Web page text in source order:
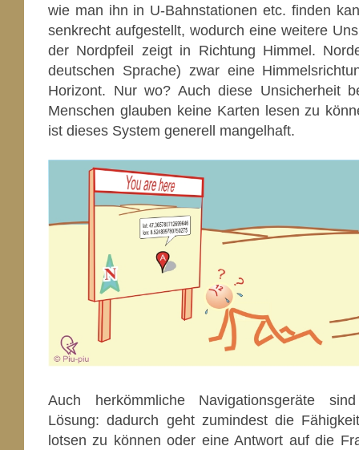
wie man ihn in U-Bahnstationen etc. finden
senkrecht aufgestellt, wodurch eine weitere
der Nordpfeil zeigt in Richtung Himmel.
deutschen Sprache) zwar eine
Horizont. Nur wo? Auch diese Unsicherheit
Menschen glauben keine Karten lesen zu
ist dieses System generell mangelhaft.
Auch herkömmliche Navigationsgeräte
Lösung: dadurch geht zumindest die
lotsen zu können oder eine Antwort auf die